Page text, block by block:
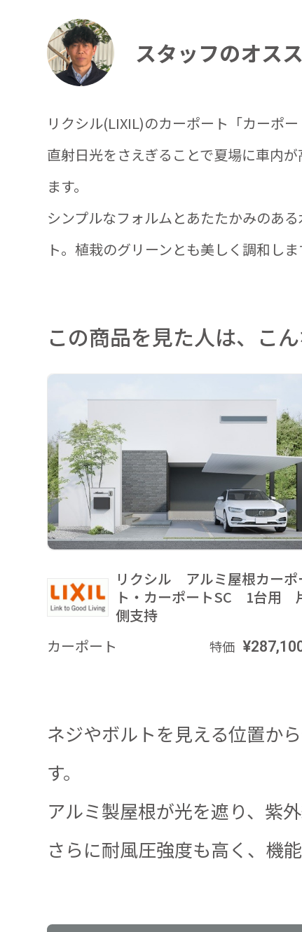
スタッフのオス
リクシル(LIXIL)のカーポート「カーポ
直射日光をさえぎることで夏場に車内
ます。
シンプルなフォルムとあたたかみのあ
ト。植栽のグリーンとも美しく調和しま
この商品を見た人は、こ
リクシル アルミ屋根カーポ
ト・カーポートSC 1台用
側支持
カーポート
特価
ネジやボルトを見える位置か
す。
アルミ製屋根が光を遮り、紫
さらに耐風圧強度も高く、機